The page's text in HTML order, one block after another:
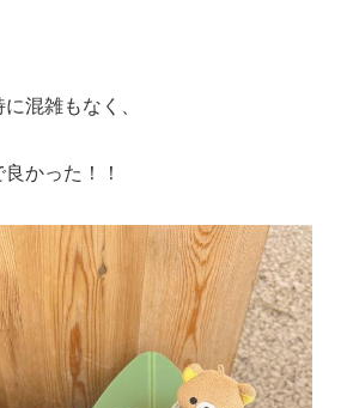
混雑もなく、
かった！！